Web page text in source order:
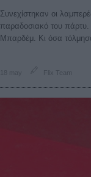
Συνεχίστηκαν οι
παραδοσιακό του πάρτυ.
Μπαρδέμ. Κι όσα
18 may Flix Team